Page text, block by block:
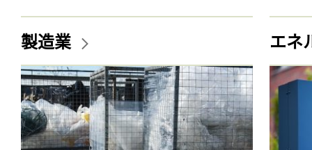
製造業 エネ